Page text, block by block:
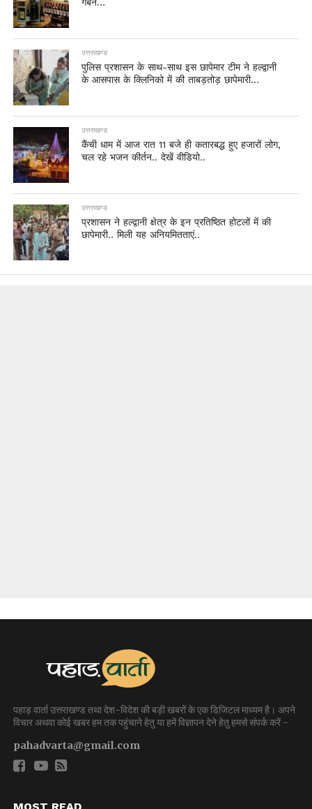
उत्तराखण्ड
पुलिस प्रशासन के साथ-साथ इस छापेमार टीम ने हल्द्वानी
के आसपास के क्लिनिको में की ताबड़तोड़ छापेमारी…
उत्तराखण्ड
कैंची धाम में आज रात 11 बजे ही कतारबद्ध हुए हजारों लोग,
चल रहे भजन कीर्तन.. देखें वीडियो..
उत्तराखण्ड
प्रशासन ने हल्द्वानी क्षेत्र के इन प्रतिष्ठित होटलों में की
छापेमारी.. मिली यह अनियमितताएं..
पहाड़ वार्ता उत्तराखण्ड तथा देश-विदेश की बड़ी खबरों के एक डिजिटल माध्यम है। अपने
विचार अथवा कोई खबर हम तक पहुंचाने हेतु या हमें विज्ञापन देने हेतु हमसे संपर्क करें -
pahadvarta@gmail.com